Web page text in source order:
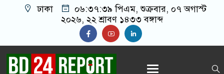
ঢাকা ০৬:৩৭:৪০ পিএম, শুক্রবার, ০৭ অগাস্ট
২০২৬, ২২ শ্রাবণ ১৪৩৩ বঙ্গাব্দ